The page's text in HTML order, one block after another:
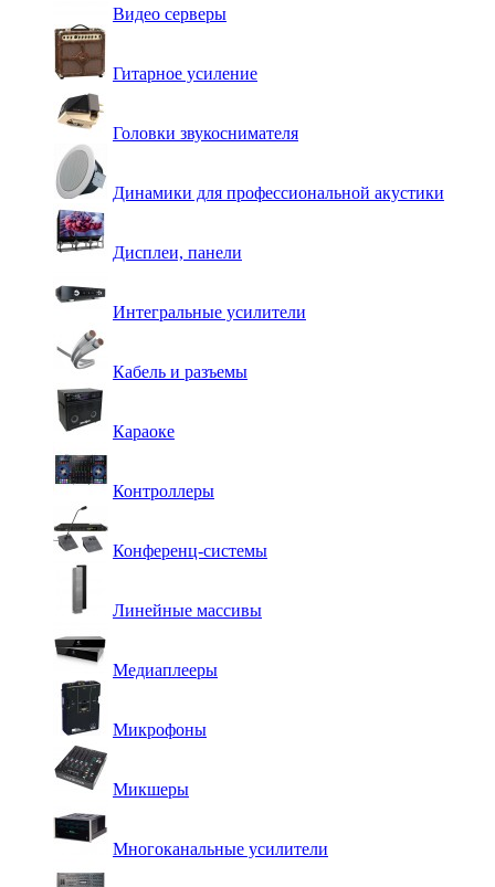
Видео серверы
Гитарное усиление
Головки звукоснимателя
Динамики для профессиональной акустики
Дисплеи, панели
Интегральные усилители
Кабель и разъемы
Караоке
Контроллеры
Конференц-системы
Линейные массивы
Медиаплееры
Микрофоны
Микшеры
Многоканальные усилители